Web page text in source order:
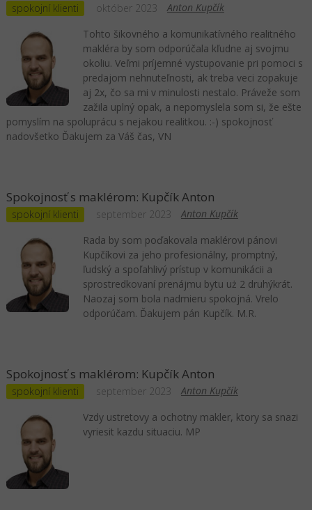
spokojní klienti Anton Kupčík
október 2023
Tohto šikovného a komunikatívného realitného
makléra by som odporúčala kľudne aj svojmu
okoliu. Veľmi príjemné vystupovanie pri pomoci s
predajom nehnuteľnosti, ak treba veci zopakuje
aj 2x, čo sa mi v minulosti nestalo. Práveže som
zažila uplný opak, a nepomyslela som si, že ešte
pomyslím na spoluprácu s nejakou realitkou. :-) spokojnosť
nadovšetko Ďakujem za Váš čas, VN
Spokojnosť s maklérom: Kupčík Anton
spokojní klienti Anton Kupčík
september 2023
Rada by som poďakovala maklérovi pánovi
Kupčíkovi za jeho profesionálny, promptný,
ľudský a spoľahlivý prístup v komunikácii a
sprostredkovaní prenájmu bytu uż 2 druhýkrát.
Naozaj som bola nadmieru spokojná. Vrelo
odporúčam. Ďakujem pán Kupčík. M.R.
Spokojnosť s maklérom: Kupčík Anton
spokojní klienti Anton Kupčík
september 2023
Vzdy ustretovy a ochotny makler, ktory sa snazi
vyriesit kazdu situaciu. MP